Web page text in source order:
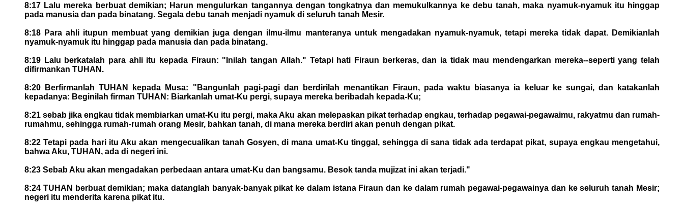
8:17 Lalu mereka berbuat demikian; Harun mengulurkan tangannya dengan tongkatnya dan memukulkannya ke debu tanah, maka nyamuk-nyamuk itu hinggap
pada manusia dan pada binatang. Segala debu tanah menjadi nyamuk di seluruh tanah Mesir.
8:18 Para ahli itupun membuat yang demikian juga dengan ilmu-ilmu manteranya untuk mengadakan nyamuk-nyamuk, tetapi mereka tidak dapat. Demikianlah
nyamuk-nyamuk itu hinggap pada manusia dan pada binatang.
8:19 Lalu berkatalah para ahli itu kepada Firaun: "Inilah tangan Allah." Tetapi hati Firaun berkeras, dan ia tidak mau mendengarkan mereka--seperti yang telah
difirmankan TUHAN.
8:20 Berfirmanlah TUHAN kepada Musa: "Bangunlah pagi-pagi dan berdirilah menantikan Firaun, pada waktu biasanya ia keluar ke sungai, dan katakanlah
kepadanya: Beginilah firman TUHAN: Biarkanlah umat-Ku pergi, supaya mereka beribadah kepada-Ku;
8:21 sebab jika engkau tidak membiarkan umat-Ku itu pergi, maka Aku akan melepaskan pikat terhadap engkau, terhadap pegawai-pegawaimu, rakyatmu dan rumah-
rumahmu, sehingga rumah-rumah orang Mesir, bahkan tanah, di mana mereka berdiri akan penuh dengan pikat.
8:22 Tetapi pada hari itu Aku akan mengecualikan tanah Gosyen, di mana umat-Ku tinggal, sehingga di sana tidak ada terdapat pikat, supaya engkau mengetahui,
bahwa Aku, TUHAN, ada di negeri ini.
8:23 Sebab Aku akan mengadakan perbedaan antara umat-Ku dan bangsamu. Besok tanda mujizat ini akan terjadi."
8:24 TUHAN berbuat demikian; maka datanglah banyak-banyak pikat ke dalam istana Firaun dan ke dalam rumah pegawai-pegawainya dan ke seluruh tanah Mesir;
negeri itu menderita karena pikat itu.